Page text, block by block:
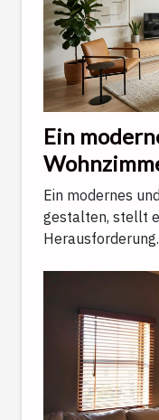
Ein
Ein modernes
gestalten, stellt